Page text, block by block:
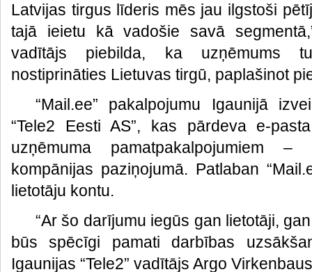
Latvijas tirgus līderis mēs jau ilgstoši
tajā ieietu kā vadošie savā
vadītājs piebilda, ka uzņēmums
nostiprināties Lietuvas tirgū, paplašinot
“Mail.ee” pakalpojumu Igaunijā
“Tele2 Eesti AS”, kas pārdeva e-
uzņēmuma pamatpakalpojumiem –
kompānijas paziņojumā. Patlaban
lietotāju kontu.
“Ar šo darījumu iegūs gan lietotāji, gan
būs spēcīgi pamati darbības
Igaunijas “Tele2” vadītājs Argo